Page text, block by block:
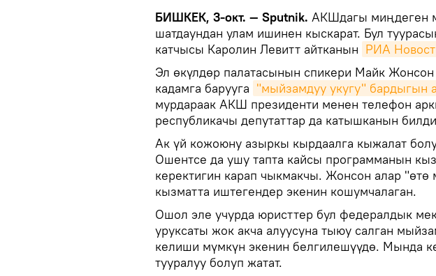
БИШКЕК, 3-окт. — Sputnik. АКШдагы миңдеген
шатдаундан улам ишинен кыскарат. Бул
катчысы Каролин Левитт айтканын РИА
Эл өкүлдөр палатасынын спикери Майк
кадамга барууга "мыйзамдуу укугу" бардыгын
мурдараак АКШ президенти менен телефон
республикачы депутаттар да катышканын
Ак үй кожоюну азыркы кырдаалга кыжалат
Ошентсе да ушу тапта кайсы программанын
керектигин карап чыкмакчы. Жонсон алар "өтө
кызматта иштегендер экенин кошумчалаган.
Ошол эле учурда юристтер бул федералдык
уруксаты жок акча алуусуна тыюу салган
келиши мүмкүн экенин белгилешүүдө. Мында
тууралуу болуп жатат.